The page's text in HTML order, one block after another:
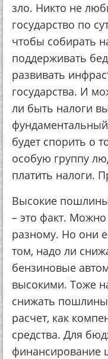
зло. Никто не
государство по
чтобы собирать
поддерживать
развивать
государства. И
ли быть налоги
будет спорить о
особую группу
платить налоги.
Высокие
– это факт.
разному. Но они
том, надо ли
бензиновые
высокими. Тоже
снижать
расчет, как
средства. Для
финансирование